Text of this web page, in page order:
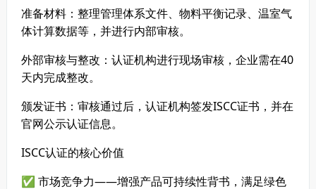
准备材料：整理管理体系文件、物料平衡记录、温室气
体计算数据等，并进行内部审核。
外部审核与整改：认证机构进行现场审核，企业需在40
天内完成整改。
颁发证书：审核通过后，认证机构签发ISCC证书，并在
官网公示认证信息。
ISCC认证的核心价值
✅ 市场竞争力——增强产品可持续性背书，满足绿色